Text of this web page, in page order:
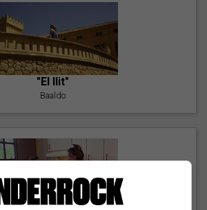
"El llit"
Baaldo